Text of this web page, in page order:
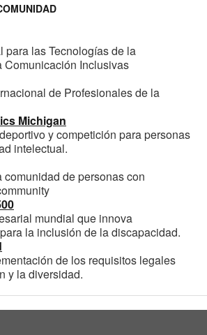
para las Tecnologías de la
Comunicación Inclusivas
de Profesionales de la
Michigan
y competición para personas
intelectual.
comunidad de personas con
mundial que innova
la inclusión de la discapacidad.
de los requisitos legales
y la diversidad.